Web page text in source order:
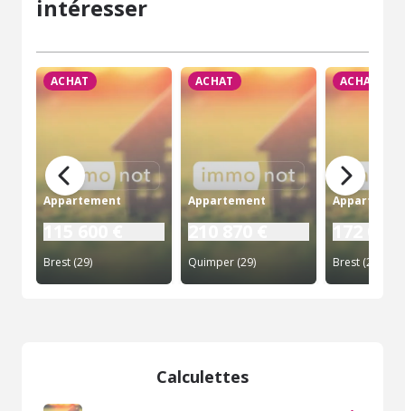
intéresser
ACHAT
Appartement
Brest (29)
ACHAT
Appartement
Quimper (29)
ACHAT
Brest (29)
Calculettes